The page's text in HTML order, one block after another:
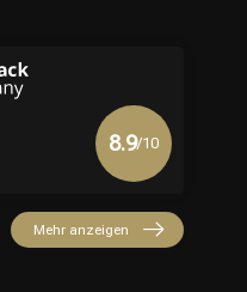
8.9/10
Mehr anzeigen